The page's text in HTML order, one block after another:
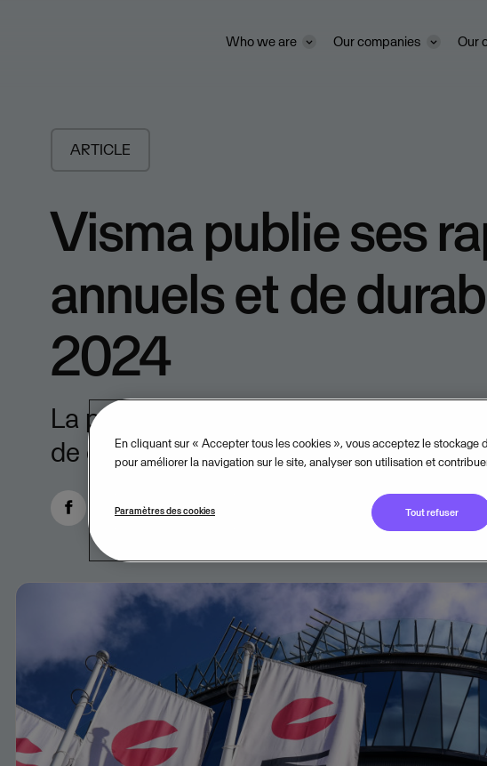
Who we are Our companies Our
ARTICLE
Visma publie ses
annuels et de
2024
La puissance de la technologie au
de clients.
MIN READ
En cliquant sur « Accepter tous les cookies », vous acceptez le stockage
pour améliorer la navigation sur le site, analyser son utilisation et
Paramètres des cookies Tout refuser